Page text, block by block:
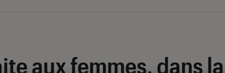
aux femmes, dans